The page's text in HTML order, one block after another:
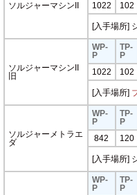
ソルジャーマシンII 1022 102
[入手場所]
ソルジャーマシンII
旧
WP-
P
TP-
P
1022 102
[入手場所]
ソルジャーメトラエ
ダ
WP-
P
TP-
P
842 120
[入手場所]
WP-
P
TP-
P